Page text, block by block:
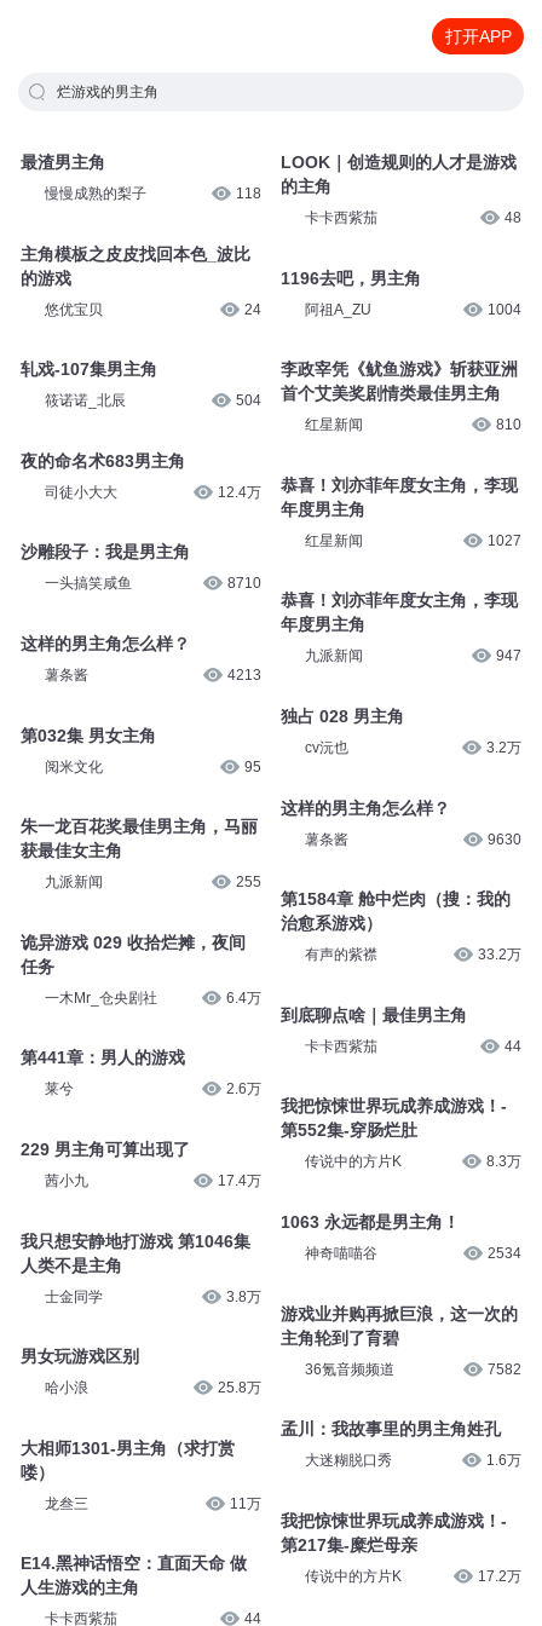
打开APP
烂游戏的男主角
最渣男主角
慢慢成熟的梨子 118
主角模板之皮皮找回本色_波比
的游戏
悠优宝贝 24
轧戏-107集男主角
筱诺诺_北辰 504
夜的命名术683男主角
司徒小大大 12.4万
沙雕段子：我是男主角
一头搞笑咸鱼 8710
这样的男主角怎么样？
薯条酱 4213
第032集 男女主角
阅米文化 95
朱一龙百花奖最佳男主角，马丽
获最佳女主角
九派新闻 255
诡异游戏 029 收拾烂摊，夜间
任务
一木Mr_仓央剧社 6.4万
第441章：男人的游戏
莱兮 2.6万
229 男主角可算出现了
茜小九 17.4万
我只想安静地打游戏 第1046集
人类不是主角
士金同学 3.8万
男女玩游戏区别
哈小浪 25.8万
大相师1301-男主角（求打赏
喽）
龙叁三 11万
E14.黑神话悟空：直面天命 做
人生游戏的主角
卡卡西紫茄 44
LOOK｜创造规则的人才是游戏
的主角
卡卡西紫茄 48
1196去吧，男主角
阿祖A_ZU 1004
李政宰凭《鱿鱼游戏》斩获亚洲
首个艾美奖剧情类最佳男主角
红星新闻 810
恭喜！刘亦菲年度女主角，李现
年度男主角
红星新闻 1027
恭喜！刘亦菲年度女主角，李现
年度男主角
九派新闻 947
独占 028 男主角
cv沅也 3.2万
这样的男主角怎么样？
薯条酱 9630
第1584章 舱中烂肉（搜：我的
治愈系游戏）
有声的紫襟 33.2万
到底聊点啥｜最佳男主角
卡卡西紫茄 44
我把惊悚世界玩成养成游戏！-
第552集-穿肠烂肚
传说中的方片K 8.3万
1063 永远都是男主角！
神奇喵喵谷 2534
游戏业并购再掀巨浪，这一次的
主角轮到了育碧
36氪音频频道 7582
孟川：我故事里的男主角姓孔
大迷糊脱口秀 1.6万
我把惊悚世界玩成养成游戏！-
第217集-糜烂母亲
传说中的方片K 17.2万